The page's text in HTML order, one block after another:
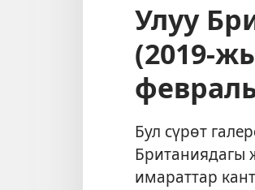
Улуу
(2019-
Бул сүрөт
Британиядагы
имараттар